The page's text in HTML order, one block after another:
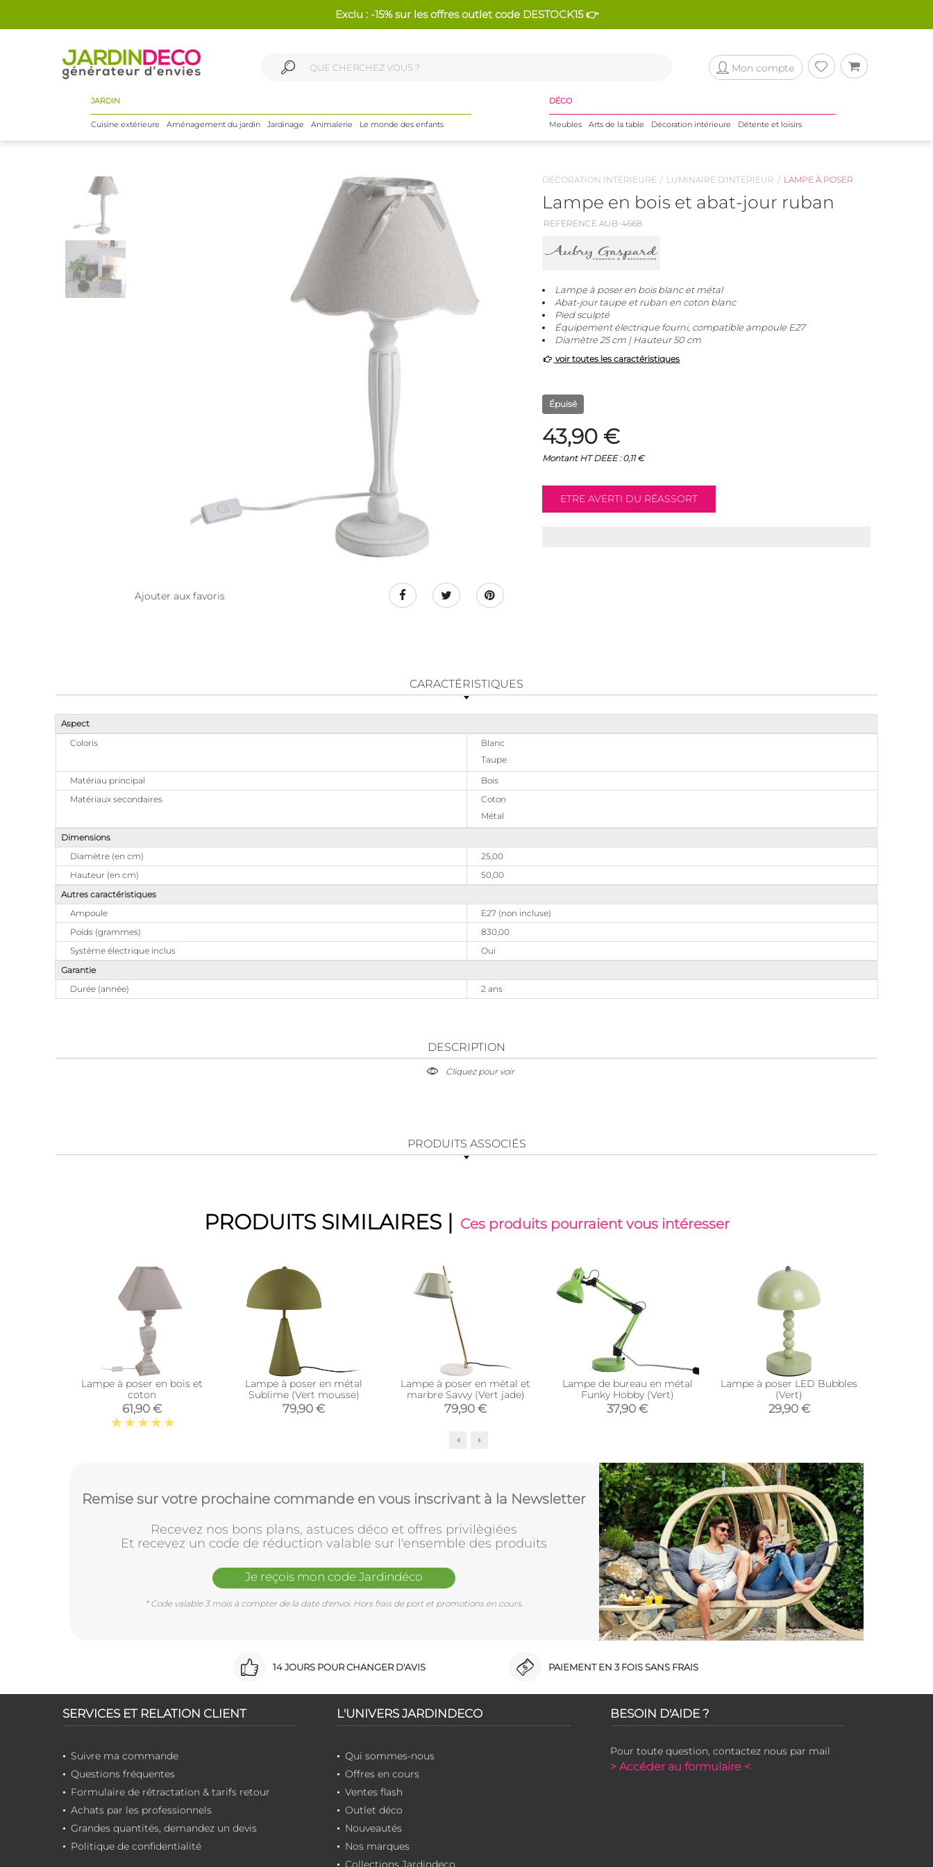
Exclu : -15% sur les offres outlet code DESTOCK15 👉
Mon compte
JARDIN
Cuisine extérieure Aménagement du jardin Jardinage Animalerie Le monde des enfants
DÉCO
Meubles Arts de la table Décoration intérieure Détente et loisirs
Ajouter aux favoris
DÉCORATION INTÉRIEURE LUMINAIRE D'INTÉRIEUR LAMPE À POSER
Lampe en bois et abat-jour ruban
REFERENCE AUB-4668
Lampe à poser en bois blanc et métal
Abat-jour taupe et ruban en coton blanc
Pied sculpté
Équipement électrique fourni, compatible ampoule E27
Diamètre 25 cm | Hauteur 50 cm
voir toutes les caractéristiques
Épuisé
43,90 €
Montant HT DEEE : 0,11 €
CARACTÉRISTIQUES
Aspect
Coloris
Blanc
Taupe
Matériau principal
Bois
Matériaux secondaires
Coton
Métal
Dimensions
Diamètre (en cm)
25,00
Hauteur (en cm)
50,00
Autres caractéristiques
Ampoule
E27 (non incluse)
Poids (grammes)
830,00
Système électrique inclus
Oui
Garantie
Durée (année)
2 ans
DESCRIPTION
Cliquez pour voir
PRODUITS ASSOCIÉS
PRODUITS SIMILAIRES | Ces produits pourraient vous intéresser
Lampe à poser en bois et
coton
61,90 €
Lampe à poser en métal
Sublime (Vert mousse)
79,90 €
Lampe à poser en métal et
marbre Savvy (Vert jade)
79,90 €
Lampe de bureau en métal
Funky Hobby (Vert)
37,90 €
Lampe à poser LED Bubbles
(Vert)
29,90 €
Remise sur votre prochaine commande en vous inscrivant à la Newsletter
Recevez nos bons plans, astuces déco et offres privilègiées
Et recevez un code de réduction valable sur l'ensemble des produits
Je reçois mon code Jardindéco
* Code valable 3 mois à compter de la date d'envoi. Hors frais de port et promotions en cours.
14 JOURS POUR CHANGER D'AVIS PAIEMENT EN 3 FOIS SANS FRAIS
SERVICES ET RELATION CLIENT
Suivre ma commande
Questions fréquentes
Formulaire de rétractation & tarifs retour
Achats par les professionnels
Grandes quantités, demandez un devis
Politique de confidentialité
L'UNIVERS JARDINDECO
Qui sommes-nous
Offres en cours
Ventes flash
Outlet déco
Nouveautés
Nos marques
Collections Jardindeco
BESOIN D'AIDE ?
Pour toute question, contactez nous par mail
> Accéder au formulaire <